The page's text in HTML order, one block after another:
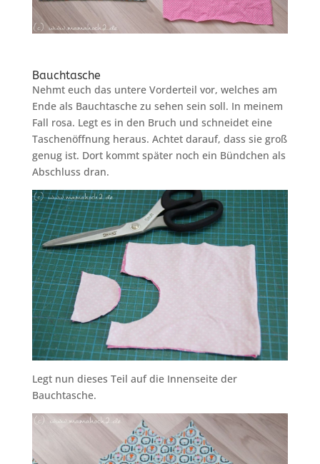
Bauchtasche
Nehmt euch das untere Vorderteil vor, welches am
Ende als Bauchtasche zu sehen sein soll. In meinem
Fall rosa. Legt es in den Bruch und schneidet eine
Taschenöffnung heraus. Achtet darauf, dass sie groß
genug ist. Dort kommt später noch ein Bündchen als
Abschluss dran.
Legt nun dieses Teil auf die Innenseite der
Bauchtasche.